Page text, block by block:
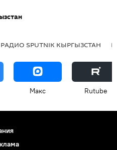
РАДИО SPUTNIK КЫРГЫЗСТАН
Макс Rutube